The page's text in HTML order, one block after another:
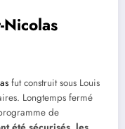
fut construit sous Louis
Longtemps fermé
de